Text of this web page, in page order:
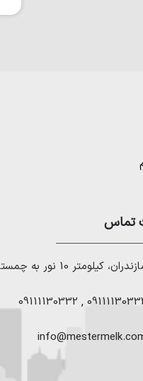
تماس
کیلومتر 10 نور به چمستان
,
09111130332